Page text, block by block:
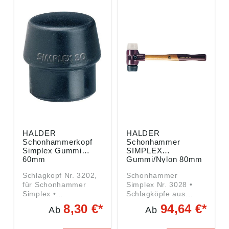
Instandhaltung
Angaben gemäß
Produktsicherheitsver
ordnung ((EU)
2023/998): Erwin
Halder KG, Erwin-
Halder-Str. 5-9, 88480
Achstetten-Bronnen,
DE, info@halder.de
Angaben gemäß
Produktsicherheitsver
ordnung ((EU)
HALDER
Schonhammerkopf
Simplex Gummi
60mm
Schlagkopf Nr. 3202,
für Schonhammer
Simplex •
Gummikomposition,
mittelhart • Dämpfend
Ab8,30 €*
HALDER
Schonhammer
SIMPLEX
Gummi/Nylon 80mm
Schonhammer
Simplex Nr. 3028 •
Schlagköpfe aus
Gummikomposition/Ny
lon, mittelhart/hart •
Ab94,64 €*